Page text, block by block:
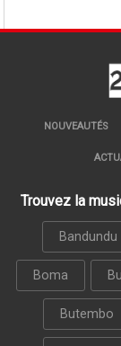
NOUVEAUTÉS
Trouvez la
Bandundu
Boma
Butembo